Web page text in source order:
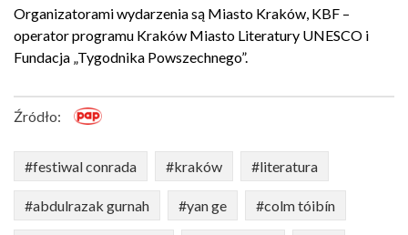
Organizatorami wydarzenia są Miasto Kraków, KBF –
operator programu Kraków Miasto Literatury UNESCO i
Fundacja „Tygodnika Powszechnego”.
Źródło:
#festiwal conrada #kraków #literatura
#abdulrazak gurnah #yan ge #colm tóibín